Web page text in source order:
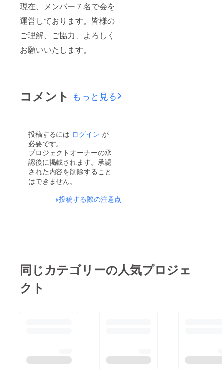
現在、メンバー７名で会を
運営しております。皆様の
ご理解、ご協力、よろしく
お願いいたします。
コメント もっと見る
投稿するには ログイン が
必要です。
プロジェクトオーナーの承
認後に掲載されます。承認
された内容を削除すること
はできません。
※投稿する際の注意点
同じカテゴリーの人気プロジェ
クト